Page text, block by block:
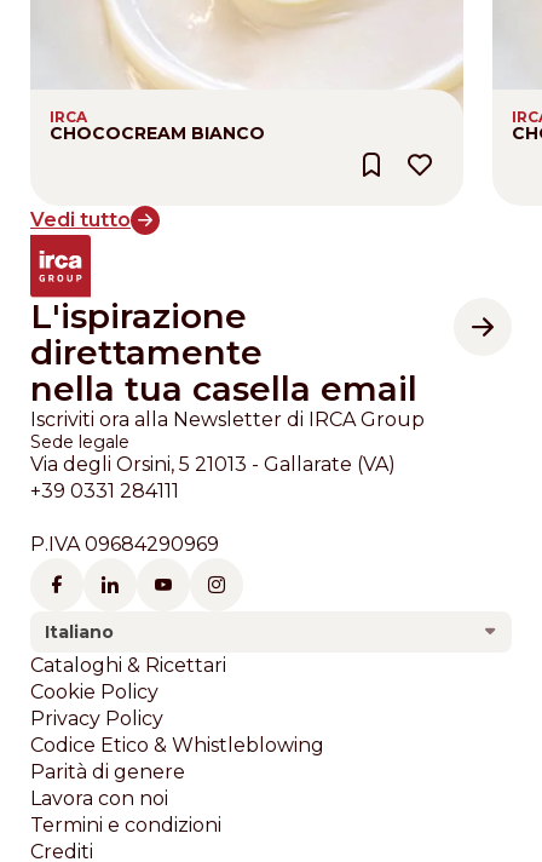
IRCA
CHOCOCREAM BIANCO
Vedi tutto
L'ispirazione
direttamente
nella tua casella email
Iscriviti ora alla Newsletter di IRCA Group
Sede legale
Via degli Orsini, 5 21013 - Gallarate (VA)
+39 0331 284111
P.IVA 09684290969
Italiano
Footer
Cataloghi & Ricettari
Cookie Policy
Privacy Policy
Codice Etico & Whistleblowing
Parità di genere
Lavora con noi
Termini e condizioni
Crediti